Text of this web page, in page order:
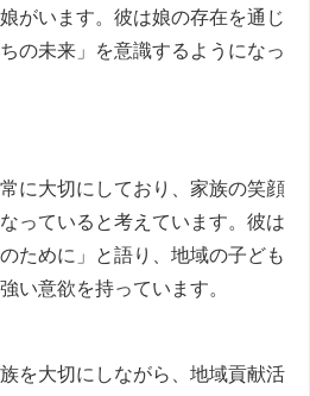
がいます。彼は娘の存在を通じ
の未来」を意識するようになっ
に大切にしており、家族の笑顔
っていると考えています。彼は
ために」と語り、地域の子ども
い意欲を持っています。
を大切にしながら、地域貢献活